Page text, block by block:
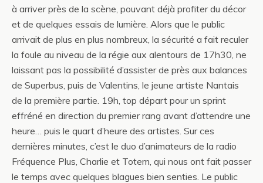
à arriver près de la scène, pouvant déjà profiter du décor
et de quelques essais de lumière. Alors que le public
arrivait de plus en plus nombreux, la sécurité a fait reculer
la foule au niveau de la régie aux alentours de 17h30, ne
laissant pas la possibilité d’assister de près aux balances
de Superbus, puis de Valentins, le jeune artiste Nantais
de la première partie. 19h, top départ pour un sprint
effréné en direction du premier rang avant d’attendre une
heure… puis le quart d’heure des artistes. Sur ces
dernières minutes, c’est le duo d’animateurs de la radio
Fréquence Plus, Charlie et Totem, qui nous ont fait passer
le temps avec quelques blagues bien senties. Le public